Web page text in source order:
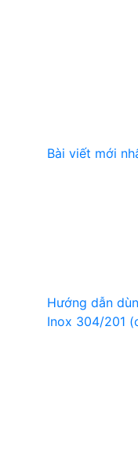
Bài viết mới
Hướng dẫn
Inox 304/201